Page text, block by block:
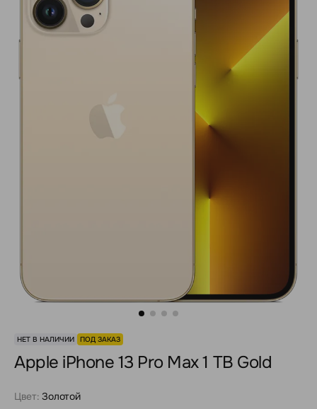
НЕТ В НАЛИЧИИ ПОД ЗАКАЗ
Apple iPhone 13 Pro Max 1 TB Gold
Цвет: Золотой